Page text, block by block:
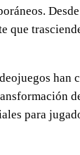
que
han
para